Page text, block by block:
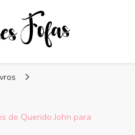
de Querido John para